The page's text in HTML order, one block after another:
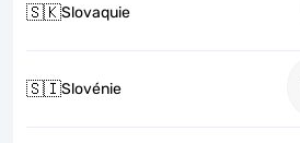
🇸🇰Slovaquie
🇸🇮Slovénie